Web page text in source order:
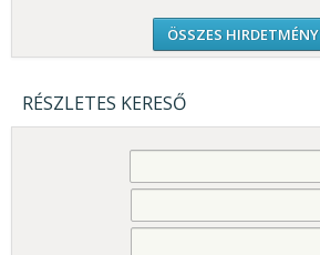
ÖSSZES HIRDETMÉNY
RÉSZLETES KERESŐ